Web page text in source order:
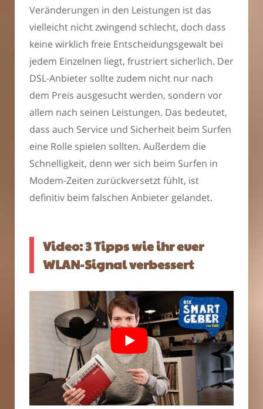
Veränderungen in den Leistungen ist das
vielleicht nicht zwingend schlecht, doch dass
keine wirklich freie Entscheidungsgewalt bei
jedem Einzelnen liegt, frustriert sicherlich. Der
DSL-Anbieter sollte zudem nicht nur nach
dem Preis ausgesucht werden, sondern vor
allem nach seinen Leistungen. Das bedeutet,
dass auch Service und Sicherheit beim Surfen
eine Rolle spielen sollten. Außerdem die
Schnelligkeit, denn wer sich beim Surfen in
Modem-Zeiten zurückversetzt fühlt, ist
definitiv beim falschen Anbieter gelandet.
Video: 3 Tipps wie ihr euer
WLAN-Signal verbessert